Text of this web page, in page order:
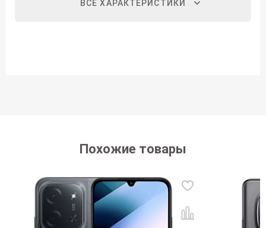
ВСЕ ХАРАКТЕРИСТИКИ
Похожие товары